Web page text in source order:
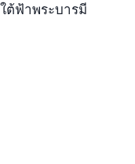
ต้ฟ้าพระบารมี